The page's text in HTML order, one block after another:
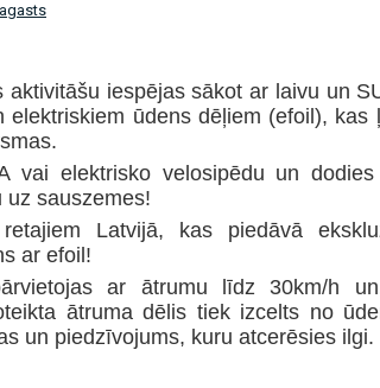
iespējas sākot ar laivu un
elektriskiem ūdens dēļiem (efoil), kas
vai elektrisko velosipēdu un dodies
uz sauszemes!
Latvijā, kas piedāvā
ar efoil!
ar ātrumu līdz 30km/h
ātruma dēlis tiek izcelts no
un piedzīvojums, kuru atcerēsies ilgi.